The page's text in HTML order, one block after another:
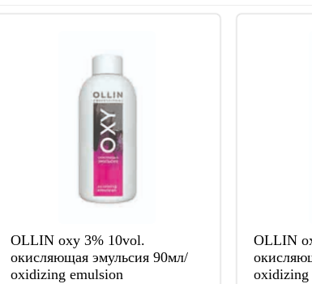
OLLIN oxy 3% 10vol.
окисляющая эмульсия 90мл/
oxidizing emulsion
OLLIN
oxidizing